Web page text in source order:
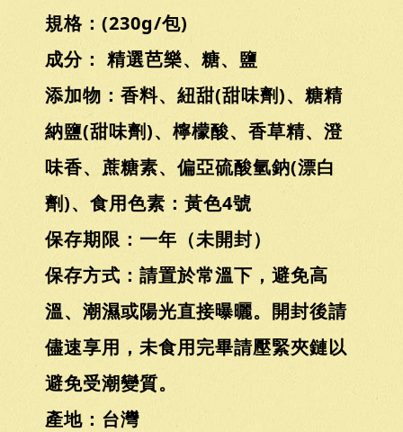
規格：(230g/包)
成分： 精選芭樂、糖、鹽
添加物：香料、紐甜(甜味劑)、糖精
納鹽(甜味劑)、檸檬酸、香草精、澄
味香、蔗糖素、偏亞硫酸氫鈉(漂白
劑)、食用色素：黃色4號
保存期限：一年（未開封）
保存方式：請置於常溫下，避免高
溫、潮濕或陽光直接曝曬。開封後請
儘速享用，未食用完畢請壓緊夾鏈以
避免受潮變質。
產地：台灣